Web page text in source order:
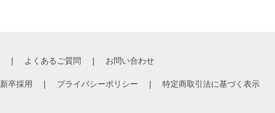
よくあるご質問 お問い合わせ
新卒採用 プライバシーポリシー 特定商取引法に基づく表示